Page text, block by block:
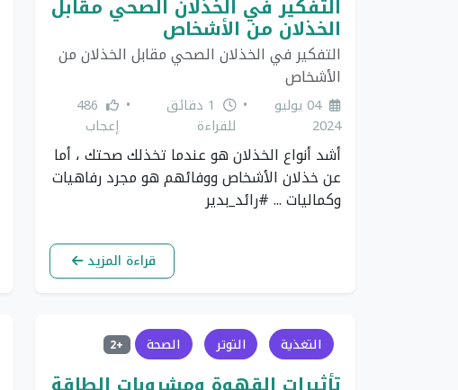
التفكير في الخذلان الصحي مقابل
الخذلان من الأشخاص
التفكير في الخذلان الصحي مقابل الخذلان من
الأشخاص
04 يوليو
2024
•
1 دقائق
للقراءة
•
486
إعجاب
أشد أنواع الخذلان هو عندما تخذلك صحتك ، أما
عن خذلان الأشخاص ووفائهم هو مجرد رفاهيات
وكماليات ... #رائد_بدير
قراءة المزيد
التغذية التوتر الصحة +2